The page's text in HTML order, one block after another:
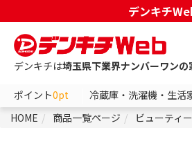
デンキチ
デンキチは埼玉県下業界ナンバーワンの
ポイント0pt 冷蔵庫・洗濯機・生活
HOME
商品一覧ページ ビューティ